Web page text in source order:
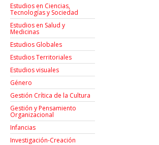
Estudios en Ciencias,
Tecnologías y Sociedad
Estudios en Salud y
Medicinas
Estudios Globales
Estudios Territoriales
Estudios visuales
Género
Gestión Crítica de la Cultura
Gestión y Pensamiento
Organizacional
Infancias
Investigación-Creación